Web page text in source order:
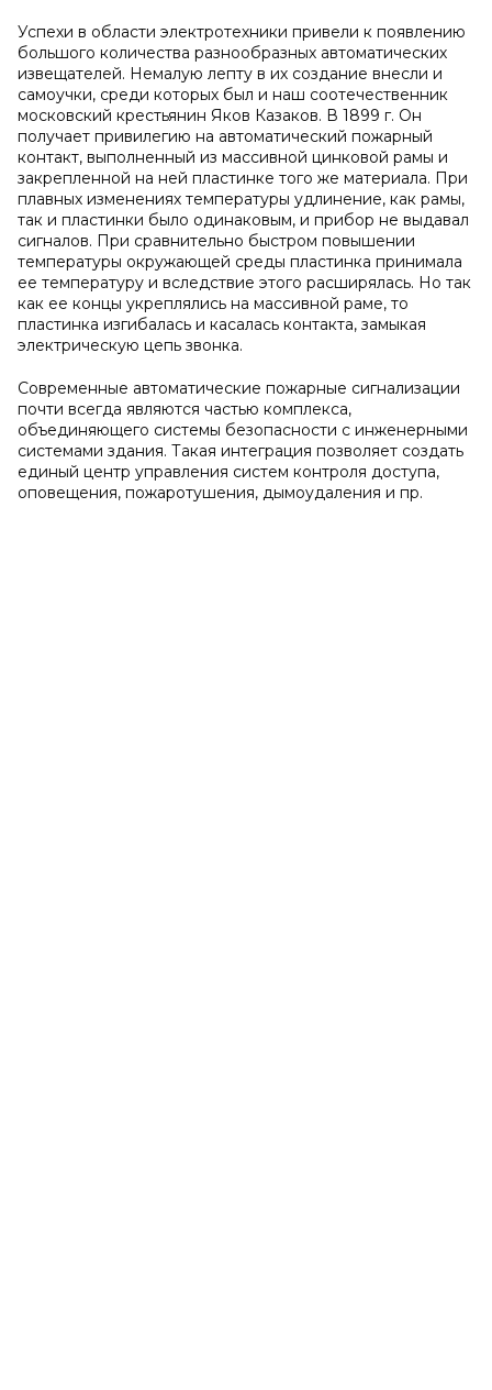
Успехи в области электротехники привели к появлению
большого количества разнообразных автоматических
извещателей. Немалую лепту в их создание внесли и
самоучки, среди которых был и наш соотечественник
московский крестьянин Яков Казаков. В 1899 г. Он
получает привилегию на автоматический пожарный
контакт, выполненный из массивной цинковой рамы и
закрепленной на ней пластинке того же материала. При
плавных изменениях температуры удлинение, как рамы,
так и пластинки было одинаковым, и прибор не выдавал
сигналов. При сравнительно быстром повышении
температуры окружающей среды пластинка принимала
ее температуру и вследствие этого расширялась. Но так
как ее концы укреплялись на массивной раме, то
пластинка изгибалась и касалась контакта, замыкая
электрическую цепь звонка.
Современные автоматические пожарные сигнализации
почти всегда являются частью комплекса,
объединяющего системы безопасности с инженерными
системами здания. Такая интеграция позволяет создать
единый центр управления систем контроля доступа,
оповещения, пожаротушения, дымоудаления и пр.